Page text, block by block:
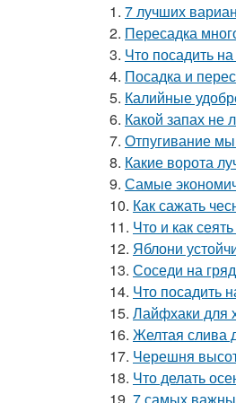
1. 7 лучших
2. Пересадка
3. Что посадить
4. Посадка и
5. Калийные
6. Какой запах
7. Отпугивание
8. Какие ворота
9. Самые
10. Как сажать
11. Что и как
12. Яблони
13. Соседи на
14. Что посадить
15. Лайфхаки для
16. Желтая слива
17. Черешня
18. Что делать